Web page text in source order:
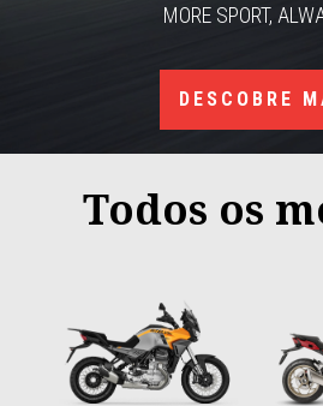
MORE SPORT,
DESCOBRE
Todos os